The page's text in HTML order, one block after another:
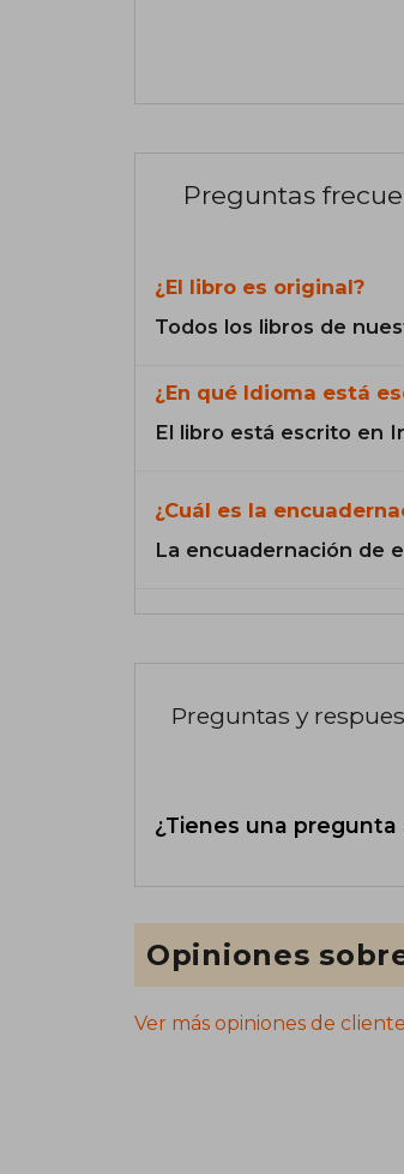
Preguntas
¿El libro es original?
Todos los libros de
¿En qué Idioma está
El libro está escrito en
¿Cuál es la
La encuadernación de
Preguntas y
¿Tienes una pregunta
Opiniones
Ver más opiniones de